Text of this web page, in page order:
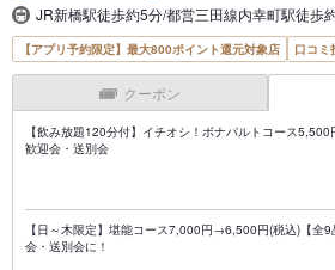
JR新橋駅徒歩約5分/都営三田線内幸町駅徒歩
【アプリ予約限定】最大800ポイント還元対象店 口コミ
クーポン
【飲み放題120分付】イチオシ！ボナパルトコース
歓迎会・送別会
【日～木限定】堪能コース7,000円→6,500円(税込)【全
会・送別会に！